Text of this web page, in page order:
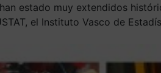
estado muy extendidos
el Instituto Vasco de